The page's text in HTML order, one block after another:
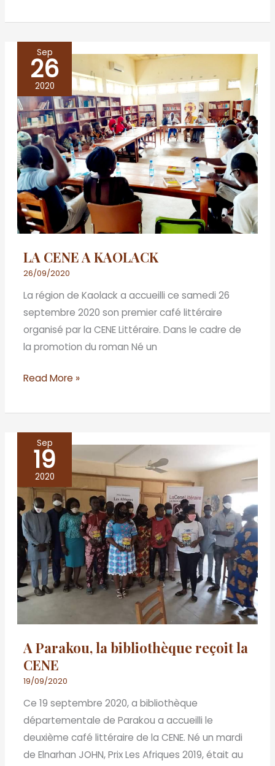
Sep
26
2020
LA CENE A KAOLACK
26/09/2020
La région de Kaolack a accueilli ce samedi 26
septembre 2020 son premier café littéraire
organisé par la CENE Littéraire. Dans le cadre de
la promotion du roman Né un
LA
CENE
KAOLACK
Read More »
Sep
19
2020
A Parakou, la bibliothèque reçoit la
CENE
19/09/2020
Ce 19 septembre 2020, a bibliothèque
départementale de Parakou a accueilli le
deuxième café littéraire de la CENE. Né un mardi
de Elnarhan JOHN, Prix Les Afriques 2019, était au
Parakou,
la
bibliothèque
reçoit
la
CENE